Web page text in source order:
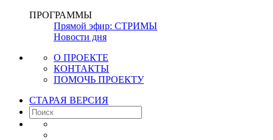
ПРОГРАММЫ
Прямой эфир: СТРИМЫ
Новости дня
О ПРОЕКТЕ
КОНТАКТЫ
ПОМОЧЬ ПРОЕКТУ
СТАРАЯ ВЕРСИЯ